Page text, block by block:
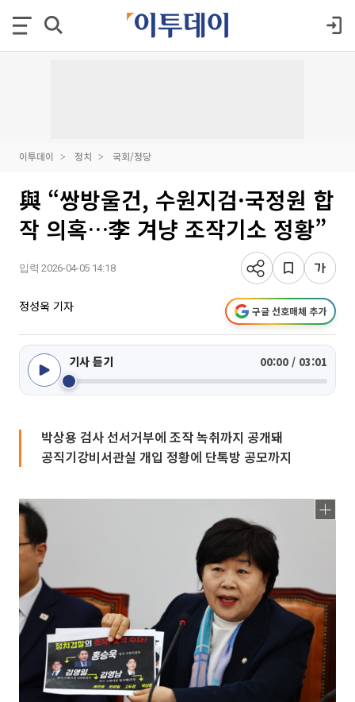
이투데이 정치 국회/정당
與 “쌍방울건, 수원지검·국정원 합
작 의혹…李 겨냥 조작기소 정황”
입력 2026-04-05 14:18
정성욱 기자 구글 선호매체 추가
기사 듣기 00:00 / 03:01
박상용 검사 선서거부에 조작 녹취까지 공개돼
공직기강비서관실 개입 정황에 단톡방 공모까지